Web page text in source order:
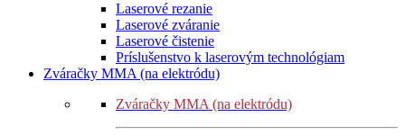
Laserové rezanie
Laserové zváranie
Laserové čistenie
Príslušenstvo k laserovým technológiam
Zváračky MMA (na elektródu)
Zváračky MMA (na elektródu)